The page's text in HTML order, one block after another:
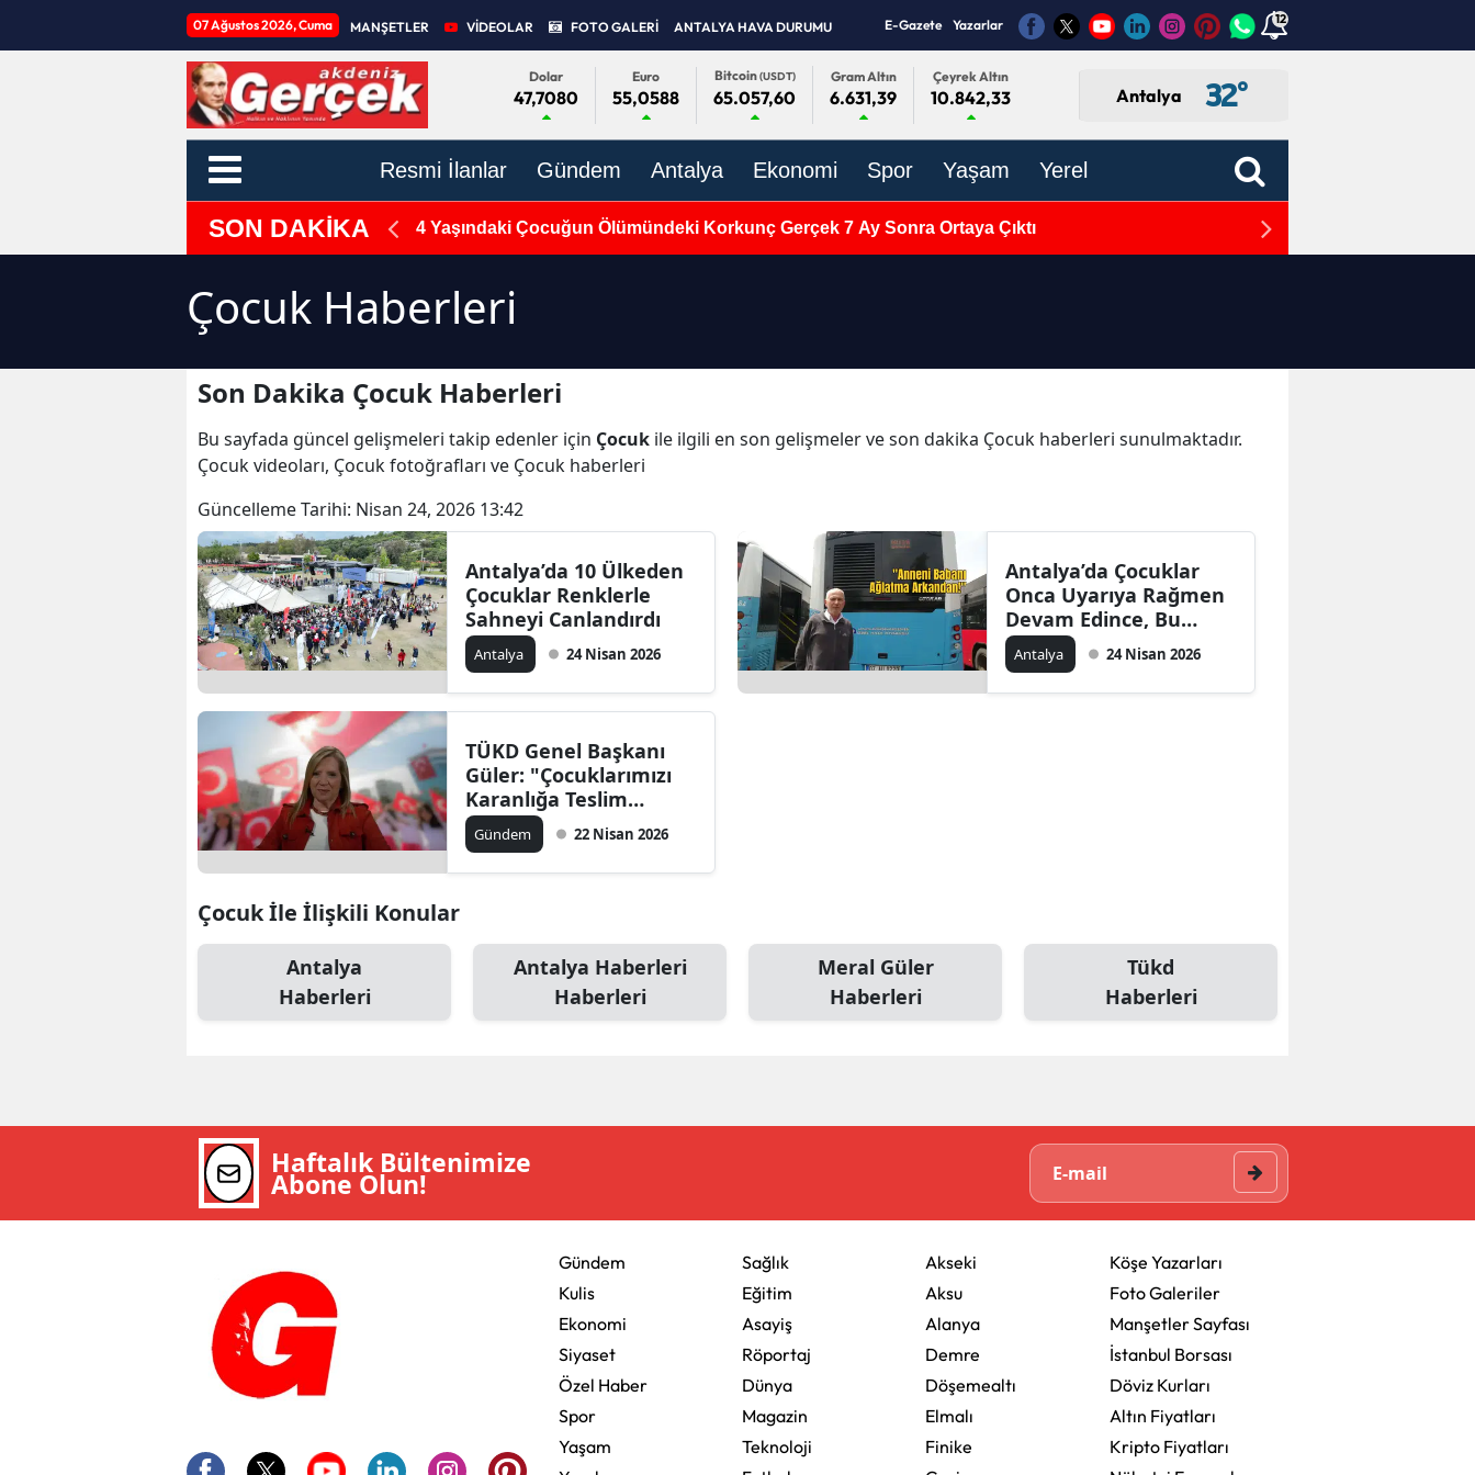
07 Ağustos 2026, Cuma MANŞETLER VİDEOLAR FOTO GALERİ ANTALYA HAVA DURUMU E-Gazete Yazarlar 12
Dolar
47,7080
Euro
55,0588
Bitcoin(USDT)
65.057,60
Gram Altın
6.631,39
Çeyrek Altın
10.842,33 Antalya 32°
Resmi İlanlar Gündem Antalya Ekonomi Spor Yaşam Yerel
SON DAKİKA 4 Yaşındaki Çocuğun Ölümündeki Korkunç Gerçek 7 Ay Sonra Ortaya Çıktı ANSİAD'dan Ekonomi
Çocuk Haberleri
Son Dakika Çocuk Haberleri
Bu sayfada güncel gelişmeleri takip edenler için Çocuk ile ilgili en son gelişmeler ve son dakika Çocuk haberleri sunulmaktadır.
Çocuk videoları, Çocuk fotoğrafları ve Çocuk haberleri
Güncelleme Tarihi: Nisan 24, 2026 13:42
Antalya’da 10 Ülkeden
Çocuklar Renklerle
Sahneyi Canlandırdı
Antalya 24 Nisan 2026
Antalya’da Çocuklar
Onca Uyarıya Rağmen
Devam Edince, Bu
Yazıyı Yazdı
Antalya 24 Nisan 2026
TÜKD Genel Başkanı
Güler: "Çocuklarımızı
Karanlığa Teslim
Etmeyeceğiz"
Gündem 22 Nisan 2026
Çocuk İle İlişkili Konular
Antalya
Haberleri
Antalya Haberleri
Haberleri
Meral Güler
Haberleri
Tükd
Haberleri
Haftalık Bültenimize
Abone Olun!
Gündem
Kulis
Ekonomi
Siyaset
Özel Haber
Spor
Yaşam
Sağlık
Eğitim
Asayiş
Röportaj
Dünya
Magazin
Teknoloji
Akseki
Aksu
Alanya
Demre
Döşemealtı
Elmalı
Finike
Köşe Yazarları
Foto Galeriler
Manşetler Sayfası
İstanbul Borsası
Döviz Kurları
Altın Fiyatları
Kripto Fiyatları